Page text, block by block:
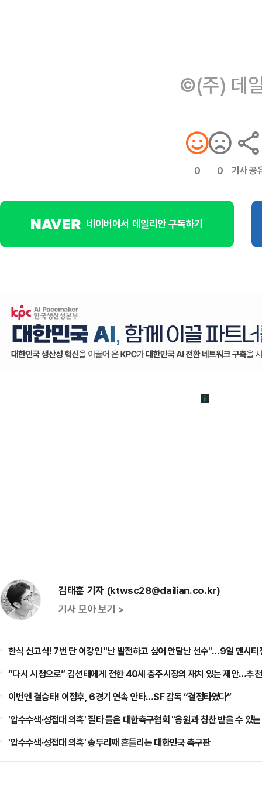
©(주) 데
0 0 기사 공
네이버에서 데일리안 구독하기
김태훈 기자 (ktwsc28@dailian.co.kr)
기사 모아 보기 >
한식 신고식! 7번 단 이강인 "난 발전하고 싶어 안달난 선수"…9일 맨시티
“다시 시청으로” 김선태에게 전한 40세 충주시장의 재치 있는 제안…추
이번엔 결승타! 이정후, 6경기 연속 안타…SF 감독 “결정타였다”
'압수수색·성접대 의혹' 질타 들은 대한축구협회 "응원과 칭찬 받을 수 있
'압수수색·성접대 의혹' 송두리째 흔들리는 대한민국 축구판